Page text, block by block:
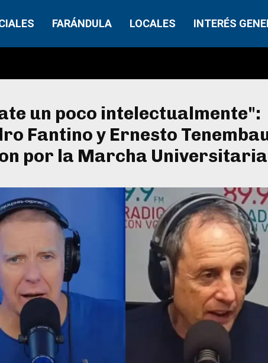
FARÁNDULA LOCALES INTERÉS
un poco intelectualmente":
Fantino y Ernesto
por la Marcha Universitaria